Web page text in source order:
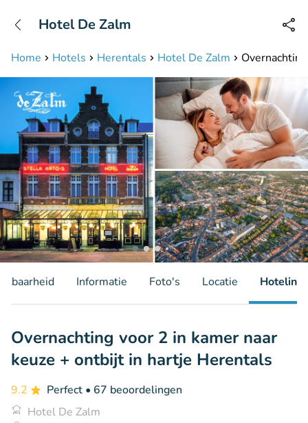
Bereikbaar tot 23:00 uur
Home Hotels Herentals Hotel De Zalm
Hotel De Zalm
Informatie Foto's Locatie Hotelinfo
Overnachting voor 2 in kamer naar
keuze + ontbijt in hartje Herentals
9.2 Perfect • 67 beoordelingen
Hotel De Zalm